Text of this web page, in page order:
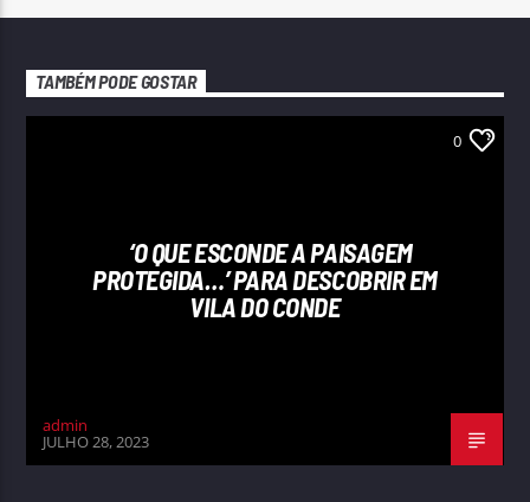
TAMBÉM PODE GOSTAR
0
‘O QUE ESCONDE A PAISAGEM
PROTEGIDA…’ PARA DESCOBRIR EM
VILA DO CONDE
admin
JULHO 28, 2023